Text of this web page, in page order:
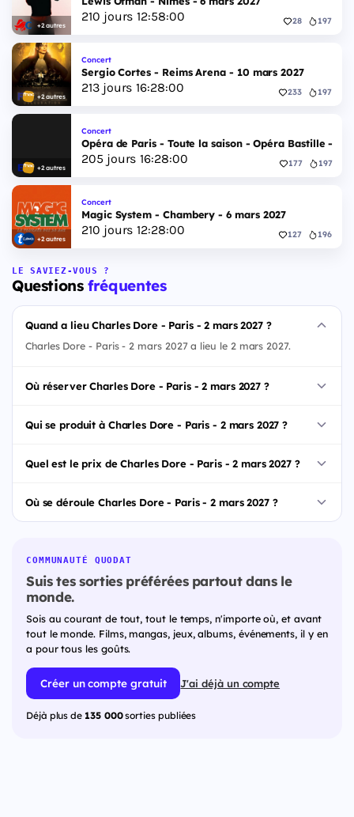
+2 autres
210 jours 12:57:59 28 197
+2 autres
Concert
Sergio Cortes - Reims Arena - 10 mars 2027
213jours 16:27:59 233 197
+2 autres
Concert
Opéra de Paris - Toute la saison - Opéra Bastille - 2
205 jours 16:27:59 177 197
+2 autres
Concert
Magic System - Chambery - 6 mars 2027
210 jours 12:27:59 127 196
LE SAVIEZ-VOUS ?
Questionsfréquentes
Quand a lieu Charles Dore - Paris - 2 mars 2027 ?
Charles Dore - Paris - 2 mars 2027 a lieu le 2 mars 2027.
Où réserver Charles Dore - Paris - 2 mars 2027 ?
Qui se produit à Charles Dore - Paris - 2 mars 2027 ?
Quel est le prix de Charles Dore - Paris - 2 mars 2027 ?
Où se déroule Charles Dore - Paris - 2 mars 2027 ?
COMMUNAUTÉ QUODAT
Suis tes sorties préférées partout dans le
monde.
Sois au courant de tout, tout le temps, n'importe où, et avant
tout le monde. Films, mangas, jeux, albums, événements, il y en
a pour tous les goûts.
Créer un compte gratuit J'ai déjà un compte
Déjà plus de 135 000sorties publiées